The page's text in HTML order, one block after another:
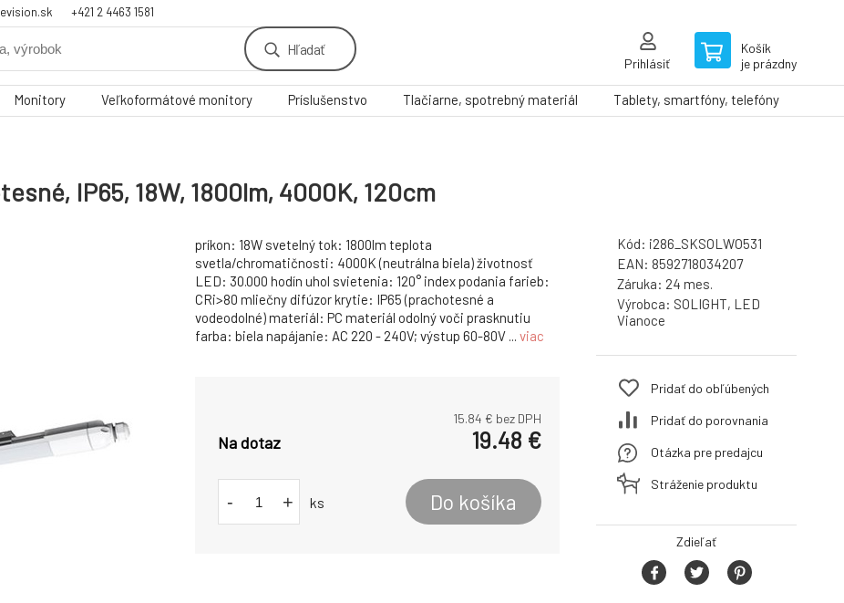
+421 2 4463 1581
Hľadať
Prihlásiť
Košík
je prázdny
Monitory Veľkoformátové monitory Príslušenstvo Tlačiarne, spotrebný materiál Tablety, smartfóny, telefóny
IP65, 18W, 1800lm, 4000K, 120cm
príkon: 18W svetelný tok: 1800lm teplota
svetla/chromatičnosti: 4000K (neutrálna biela) životnosť
LED: 30.000 hodín uhol svietenia: 120° index podania farieb:
CRi>80 mliečny difúzor krytie: IP65 (prachotesné a
vodeodolné) materiál: PC materiál odolný voči prasknutiu
farba: biela napájanie: AC 220 - 240V; výstup 60-80V ... viac
15.84 € bez DPH
Na dotaz 19.48 €
- + ks Do košíka
Kód: i286_SKSOLWO531
EAN: 8592718034207
Záruka: 24 mes.
Výrobca: SOLIGHT, LED
Vianoce
Pridať do obľúbených
Pridať do porovnania
Otázka pre predajcu
Stráženie produktu
Zdieľať